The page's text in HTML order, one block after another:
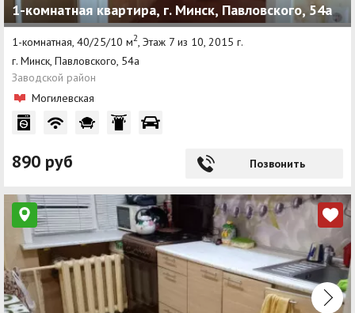
1-комнатная квартира, г. Минск, Павловского, 54а
1-комнатная, 40/25/10 м2, Этаж 7 из 10, 2015 г.
г. Минск, Павловского, 54а
Заводской район
Могилевская
890 руб Позвонить